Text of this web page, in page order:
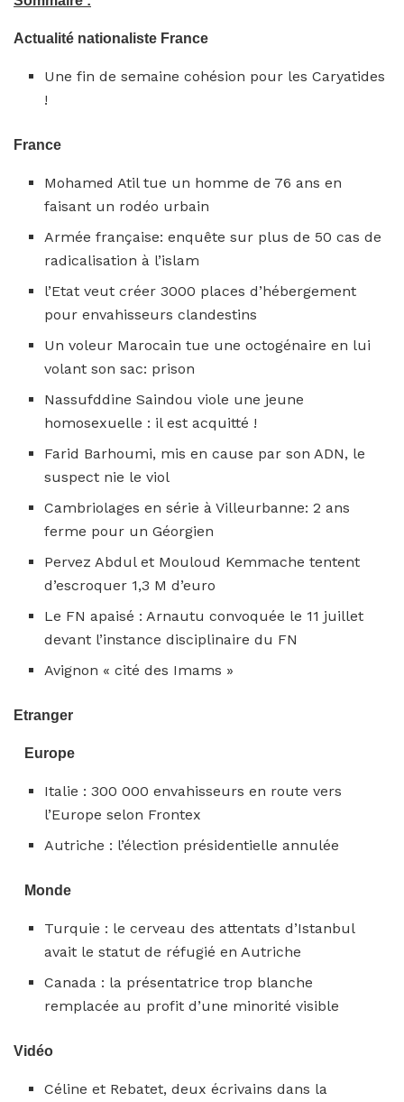
Actualité nationaliste France
Une fin de semaine cohésion pour les Caryatides
!
France
Mohamed Atil tue un homme de 76 ans en
faisant un rodéo urbain
Armée française: enquête sur plus de 50 cas de
radicalisation à l’islam
l’Etat veut créer 3000 places d’hébergement
pour envahisseurs clandestins
Un voleur Marocain tue une octogénaire en lui
volant son sac: prison
Nassufddine Saindou viole une jeune
homosexuelle : il est acquitté !
Farid Barhoumi, mis en cause par son ADN, le
suspect nie le viol
Cambriolages en série à Villeurbanne: 2 ans
ferme pour un Géorgien
Pervez Abdul et Mouloud Kemmache tentent
d’escroquer 1,3 M d’euro
Le FN apaisé : Arnautu convoquée le 11 juillet
devant l’instance disciplinaire du FN
Avignon « cité des Imams »
Etranger
Europe
Italie : 300 000 envahisseurs en route vers
l’Europe selon Frontex
Autriche : l’élection présidentielle annulée
Monde
Turquie : le cerveau des attentats d’Istanbul
avait le statut de réfugié en Autriche
Canada : la présentatrice trop blanche
remplacée au profit d’une minorité visible
Vidéo
Céline et Rebatet, deux écrivains dans la